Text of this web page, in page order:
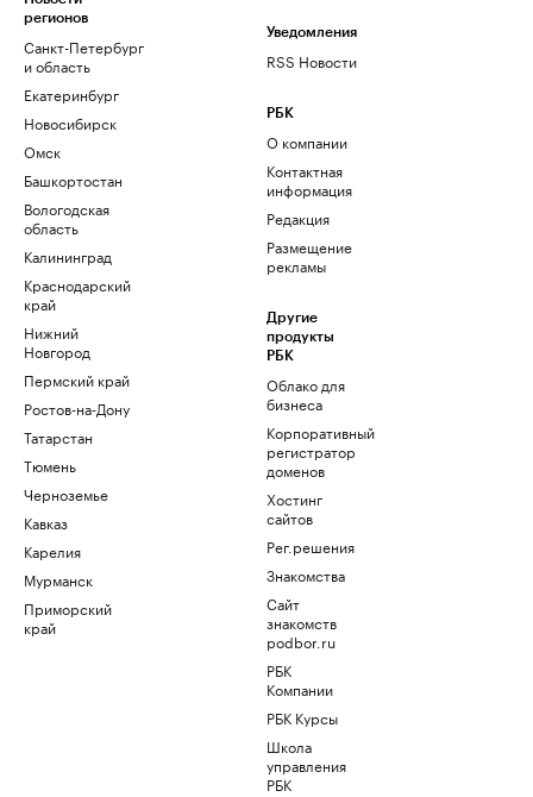
регионов
Санкт-Петербург
и область
Екатеринбург
Новосибирск
Омск
Башкортостан
Вологодская
область
Калининград
Краснодарский
край
Нижний
Новгород
Пермский край
Ростов-на-Дону
Татарстан
Тюмень
Черноземье
Кавказ
Карелия
Мурманск
Приморский
край
Уведомления
RSS Новости
РБК
О компании
Контактная
информация
Редакция
Размещение
рекламы
Другие
продукты
РБК
Облако для
бизнеса
Корпоративный
регистратор
доменов
Хостинг
сайтов
Рег.решения
Знакомства
Сайт
знакомств
podbor.ru
РБК
Компании
РБК Курсы
Школа
управления
РБК